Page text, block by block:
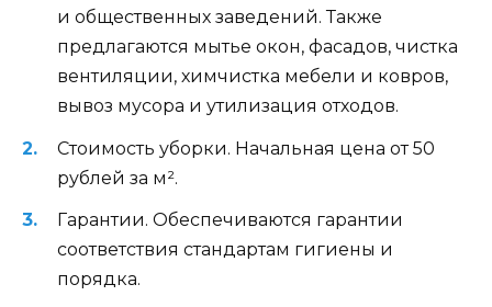
и общественных заведений. Также
предлагаются мытье окон, фасадов, чистка
вентиляции, химчистка мебели и ковров,
вывоз мусора и утилизация отходов.
Стоимость уборки. Начальная цена от 50
рублей за м².
Гарантии. Обеспечиваются гарантии
соответствия стандартам гигиены и
порядка.